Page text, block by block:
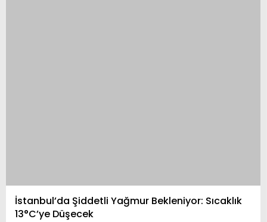
İstanbul’da Şiddetli Yağmur Bekleniyor: Sıcaklık
13°C’ye Düşecek